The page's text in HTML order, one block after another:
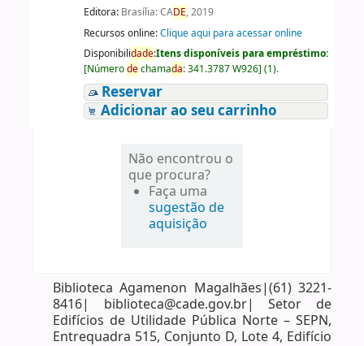
Editora: Brasília: CADE, 2019
Recursos online:Clique aqui para acessar online
Disponibilidade:Itens disponíveis para empréstimo:
[Númerodechamada:341.3787 W926] (1).
Reservar
Adicionar ao seu carrinho
Não encontrou o
que procura?
Faça uma
sugestão de
aquisição
Biblioteca Agamenon Magalhães|(61) 3221-
8416| biblioteca@cade.gov.br| Setor de
Edifícios de Utilidade Pública Norte – SEPN,
Entrequadra 515, Conjunto D, Lote 4, Edifício